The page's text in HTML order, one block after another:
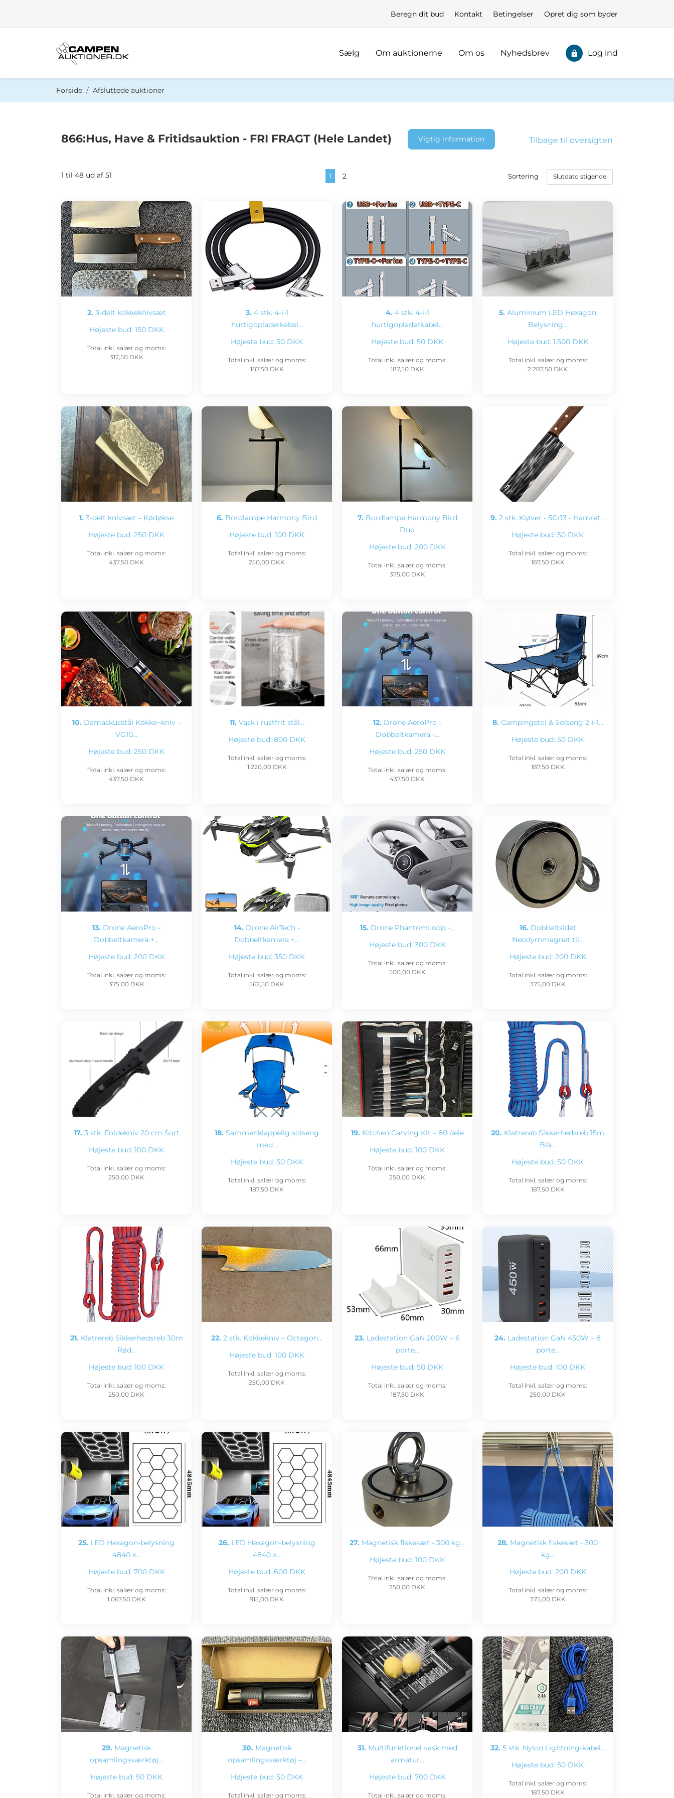
Beregn dit bud Kontakt Betingelser Opret dig som byder
Sælg Om auktionerne Om os Nyhedsbrev Log ind
Forside Afsluttede auktioner
Tilbage til oversigten
866:Hus, Have & Fritidsauktion - FRI FRAGT (Hele Landet) Vigtig information
1 til 48 ud af 51 1 2 Sortering
2. 3-delt kokkeknivsæt
Højeste bud: 150 DKK
Total inkl. salær og moms:
312,50 DKK
3. 4 stk. 4-i-1
hurtigopladerkabel…
Højeste bud: 50 DKK
Total inkl. salær og moms:
187,50 DKK
4. 4 stk. 4-i-1
hurtigopladerkabel…
Højeste bud: 50 DKK
Total inkl. salær og moms:
187,50 DKK
5. Aluminium LED Hexagon
Belysning…
Højeste bud: 1.500 DKK
Total inkl. salær og moms:
2.287,50 DKK
1. 3-delt knivsæt – Kødøkse
Højeste bud: 250 DKK
Total inkl. salær og moms:
437,50 DKK
6. Bordlampe Harmony Bird
Højeste bud: 100 DKK
Total inkl. salær og moms:
250,00 DKK
7. Bordlampe Harmony Bird
Duo
Højeste bud: 200 DKK
Total inkl. salær og moms:
375,00 DKK
9. 2 stk. Kløver - 5Cr13 - Hamret…
Højeste bud: 50 DKK
Total inkl. salær og moms:
187,50 DKK
10. Damaskusstål Kokke¬kniv –
VG10…
Højeste bud: 250 DKK
Total inkl. salær og moms:
437,50 DKK
11. Vask i rustfrit stål…
Højeste bud: 800 DKK
Total inkl. salær og moms:
1.220,00 DKK
12. Drone AeroPro -
Dobbeltkamera -…
Højeste bud: 250 DKK
Total inkl. salær og moms:
437,50 DKK
8. Campingstol & Solseng 2-i-1…
Højeste bud: 50 DKK
Total inkl. salær og moms:
187,50 DKK
13. Drone AeroPro -
Dobbeltkamera +…
Højeste bud: 200 DKK
Total inkl. salær og moms:
375,00 DKK
14. Drone AirTech -
Dobbeltkamera +…
Højeste bud: 350 DKK
Total inkl. salær og moms:
562,50 DKK
15. Drone PhantomLoop -…
Højeste bud: 300 DKK
Total inkl. salær og moms:
500,00 DKK
16. Dobbeltsidet
Neodymmagnet til…
Højeste bud: 200 DKK
Total inkl. salær og moms:
375,00 DKK
17. 3 stk. Foldekniv 20 cm Sort
Højeste bud: 100 DKK
Total inkl. salær og moms:
250,00 DKK
18. Sammenklappelig solseng
med…
Højeste bud: 50 DKK
Total inkl. salær og moms:
187,50 DKK
19. Kitchen Carving Kit – 80 dele
Højeste bud: 100 DKK
Total inkl. salær og moms:
250,00 DKK
20. Klatrereb Sikkerhedsreb 15m
Blå…
Højeste bud: 50 DKK
Total inkl. salær og moms:
187,50 DKK
21. Klatrereb Sikkerhedsreb 30m
Rød…
Højeste bud: 100 DKK
Total inkl. salær og moms:
250,00 DKK
22. 2 stk. Kokkekniv – Octagon…
Højeste bud: 100 DKK
Total inkl. salær og moms:
250,00 DKK
23. Ladestation GaN 200W – 6
porte…
Højeste bud: 50 DKK
Total inkl. salær og moms:
187,50 DKK
24. Ladestation GaN 450W – 8
porte…
Højeste bud: 100 DKK
Total inkl. salær og moms:
250,00 DKK
25. LED Hexagon-belysning
4840 x…
Højeste bud: 700 DKK
Total inkl. salær og moms:
1.067,50 DKK
26. LED Hexagon-belysning
4840 x…
Højeste bud: 600 DKK
Total inkl. salær og moms:
915,00 DKK
27. Magnetisk fiskesæt - 300 kg…
Højeste bud: 100 DKK
Total inkl. salær og moms:
250,00 DKK
28. Magnetisk fiskesæt - 300
kg…
Højeste bud: 200 DKK
Total inkl. salær og moms:
375,00 DKK
29. Magnetisk
opsamlingsværktøj…
Højeste bud: 50 DKK
Total inkl. salær og moms:
30. Magnetisk
opsamlingsværktøj –…
Højeste bud: 50 DKK
Total inkl. salær og moms:
31. Multifunktionel vask med
armatur…
Højeste bud: 700 DKK
Total inkl. salær og moms:
32. 5 stk. Nylon Lightning-kabel…
Højeste bud: 50 DKK
Total inkl. salær og moms:
187,50 DKK